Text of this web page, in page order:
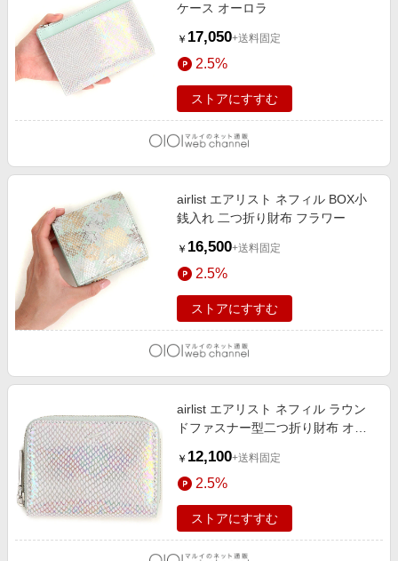
ケース オーロラ
￥ 17,050+送料固定
2.5%
ストアにすすむ
airlist エアリスト ネフィル BOX小
銭入れ 二つ折り財布 フラワー
￥ 16,500+送料固定
2.5%
ストアにすすむ
airlist エアリスト ネフィル ラウン
ドファスナー型二つ折り財布 オー
￥ 12,100+送料固定
2.5%
ストアにすすむ